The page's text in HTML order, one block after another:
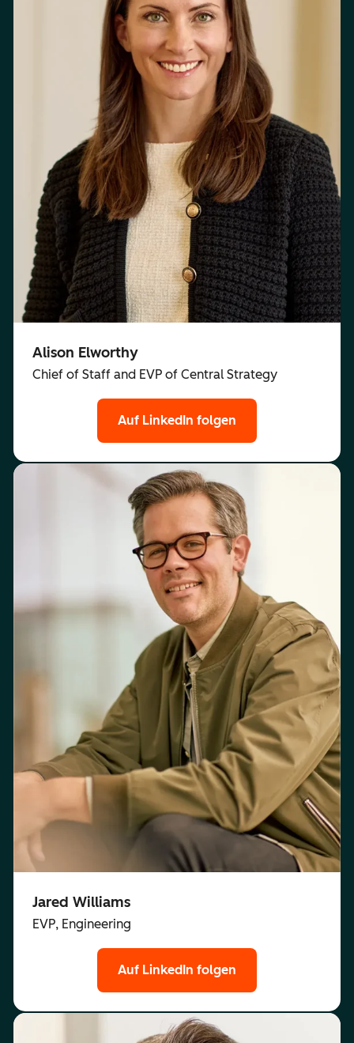
Alison Elworthy
Chief of Staff and EVP of Central Strategy
Auf LinkedIn folgen
Jared Williams
EVP, Engineering
Auf LinkedIn folgen